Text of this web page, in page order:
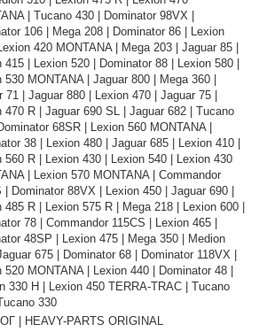
| Tucano 430 | Dominator 98VX |
106 | Mega 208 | Dominator 86 | Lexion
420 MONTANA | Mega 203 | Jaguar 85 |
415 | Lexion 520 | Dominator 88 | Lexion 580 |
530 MONTANA | Jaguar 800 | Mega 360 |
71 | Jaguar 880 | Lexion 470 | Jaguar 75 |
470 R | Jaguar 690 SL | Jaguar 682 | Tucano
68SR | Lexion 560 MONTANA |
38 | Lexion 480 | Jaguar 685 | Lexion 410 |
560 R | Lexion 430 | Lexion 540 | Lexion 430
| Lexion 570 MONTANA | Commandor
| Dominator 88VX | Lexion 450 | Jaguar 690 |
485 R | Lexion 575 R | Mega 218 | Lexion 600 |
78 | Commandor 115CS | Lexion 465 |
48SP | Lexion 475 | Mega 350 | Medion
675 | Dominator 68 | Dominator 118VX |
520 MONTANA | Lexion 440 | Dominator 48 |
330 H | Lexion 450 TERRA-TRAC | Tucano
330
| HEAVY-PARTS ORIGINAL